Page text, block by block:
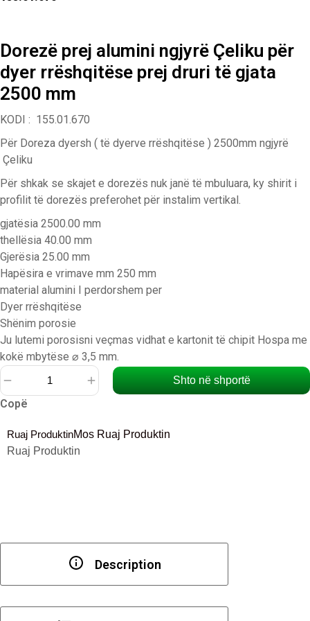
Dorezë prej alumini ngjyrë Çeliku për
dyer rrëshqitëse prej druri të gjata
2500 mm
KODI : 155.01.670
Për Doreza dyersh ( të dyerve rrëshqitëse ) 2500mm ngjyrë
Çeliku
Për shkak se skajet e dorezës nuk janë të mbuluara, ky shirit i
profilit të dorezës preferohet për instalim vertikal.
gjatësia 2500.00 mm
thellësia 40.00 mm
Gjerësia 25.00 mm
Hapësira e vrimave mm 250 mm
material alumini I perdorshem per
Dyer rrëshqitëse
Shënim porosie
Ju lutemi porosisni veçmas vidhat e kartonit të chipit Hospa me
kokë mbytëse ⌀ 3,5 mm.
Dorezë
alumini
ngjyrë
gjata
2500
Shto në shportë
Copë
Ruaj ProduktinMos Ruaj Produktin
Ruaj Produktin
Description